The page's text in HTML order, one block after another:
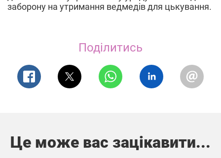
заборону на утримання ведмедів для цькування.
Поділитись
Це може вас зацікавити...